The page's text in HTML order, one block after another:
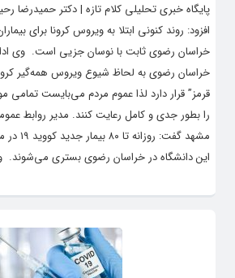
پایگاه خبری تحلیلی کلام تازه | دکتر حمیدرضا
افزود: روند کنونی ابتلا به ویروس کرونا برای
خراسان رضوی ثابت با نوسان جزیی است. وی
خراسان رضوی به لحاظ شیوع ویروس همه‌گیر
قرمز” قرار دارد لذا عموم مردم می‌بایست تمامی
را بطور جدی و کامل رعایت کنند. مدیر روابط
مشهد
این دانشگاه در خراسان رضوی بستری می‌شوند.